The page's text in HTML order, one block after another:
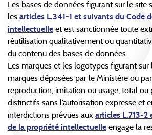
Les bases de données figurant sur le site
les articles L.341-1 et suivants du Code
intellectuelle et est sanctionnée toute
réutilisation qualitativement ou
du contenu des bases de données.
Les marques et les logotypes figurant
marques déposées par le Ministère ou
reproduction, imitation ou usage, total ou
distinctifs sans l’autorisation expresse et
interdictions prévues aux articles L.713-2
de la propriété intellectuelle engage la